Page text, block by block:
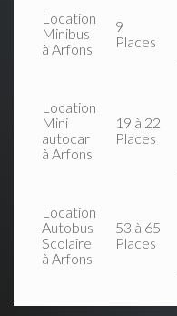
Location
Minibus
à Arfons
9
Places
Location
Mini
autocar
à Arfons
19 à 22
Places
Location
Autobus
Scolaire
à Arfons
53 à 65
Places